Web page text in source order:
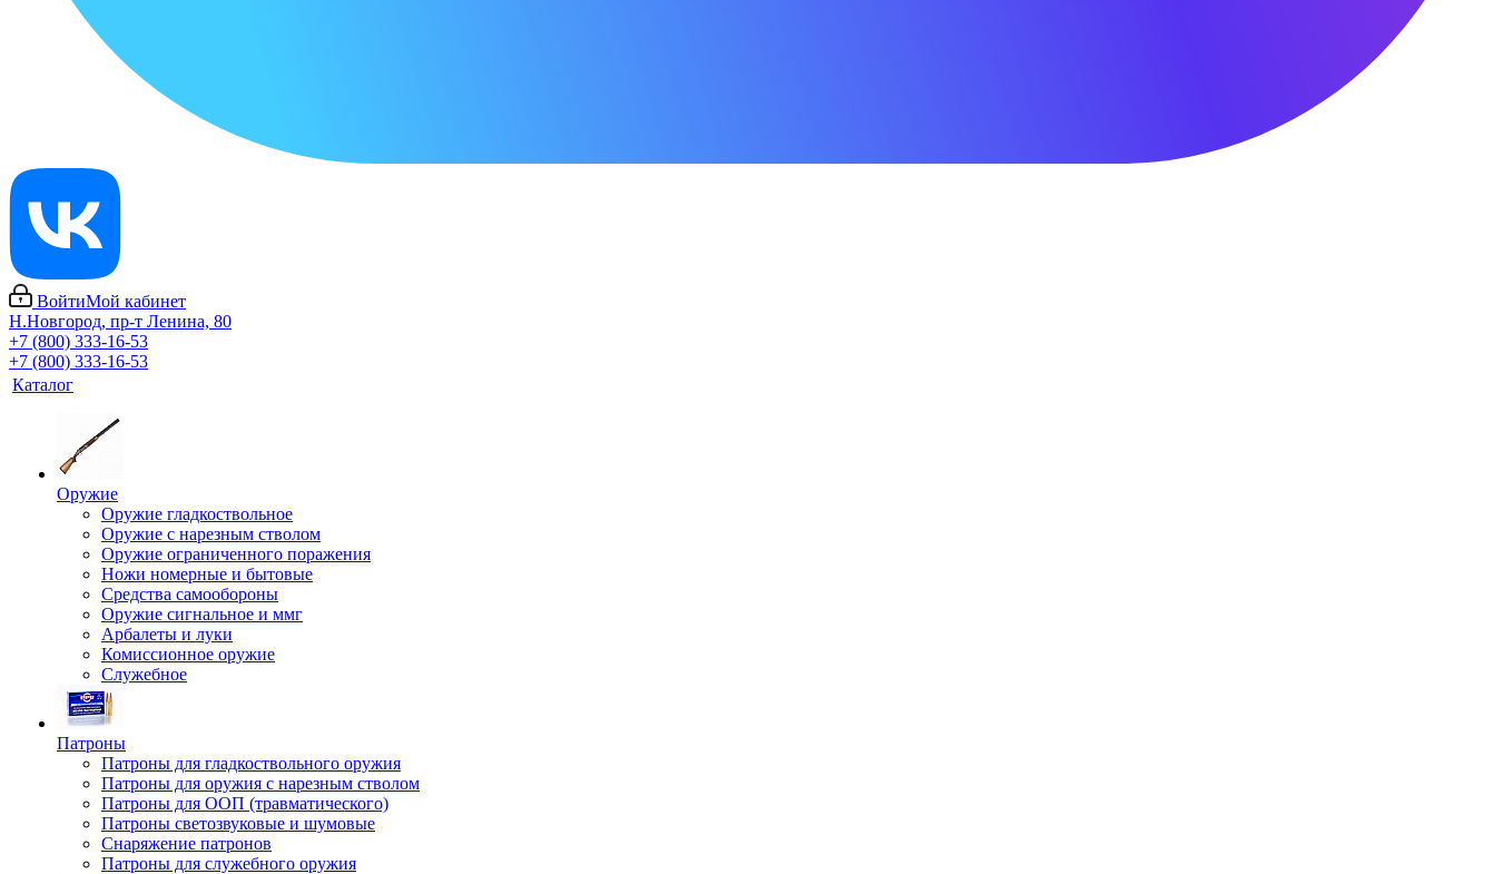
ВойтиМой кабинет
Н.Новгород, пр-т Ленина, 80
+7 (800) 333-16-53
+7 (800) 333-16-53
Каталог
Оружие
Оружие гладкоствольное
Оружие с нарезным стволом
Оружие ограниченного поражения
Ножи номерные и бытовые
Средства самообороны
Оружие сигнальное и ммг
Арбалеты и луки
Комиссионное оружие
Служебное
Патроны
Патроны для гладкоствольного оружия
Патроны для оружия с нарезным стволом
Патроны для ООП (травматического)
Патроны светозвуковые и шумовые
Снаряжение патронов
Патроны для служебного оружия